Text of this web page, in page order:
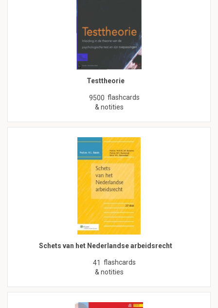
Testtheorie
9500 flashcards
& notities
Schets van het Nederlandse arbeidsrecht
41 flashcards
& notities